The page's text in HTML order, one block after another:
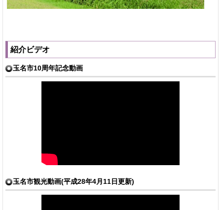
紹介ビデオ
玉名市10周年記念動画
玉名市観光動画(平成28年4月11日更新)